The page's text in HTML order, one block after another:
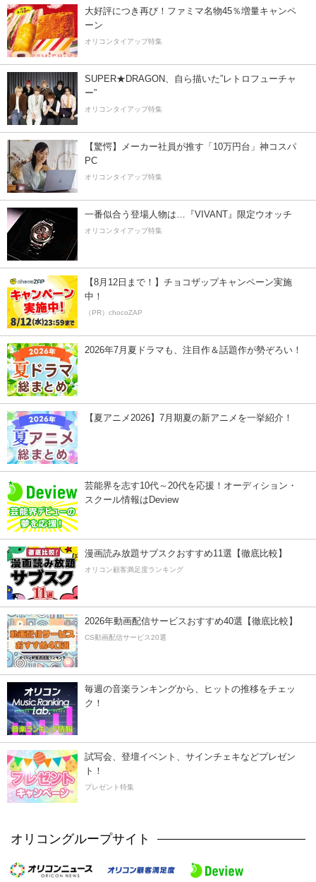
大好評につき再び！ファミマ名物45％増量キャンペ
ーン
オリコンタイアップ特集
SUPER★DRAGON、自ら描いた”レトロフューチャ
ー”
オリコンタイアップ特集
【驚愕】メーカー社員が推す「10万円台」神コスパ
PC
オリコンタイアップ特集
一番似合う登場人物は…『VIVANT』限定ウオッチ
オリコンタイアップ特集
【8月12日まで！】チョコザップキャンペーン実施
中！
（PR）chocoZAP
2026年7月夏ドラマも、注目作＆話題作が勢ぞろい！
【夏アニメ2026】7月期夏の新アニメを一挙紹介！
芸能界を志す10代～20代を応援！オーディション・
スクール情報はDeview
漫画読み放題サブスクおすすめ11選【徹底比較】
オリコン顧客満足度ランキング
2026年動画配信サービスおすすめ40選【徹底比較】
CS動画配信サービス20選
毎週の音楽ランキングから、ヒットの推移をチェッ
ク！
試写会、登壇イベント、サインチェキなどプレゼン
ト！
プレゼント特集
オリコングループサイト